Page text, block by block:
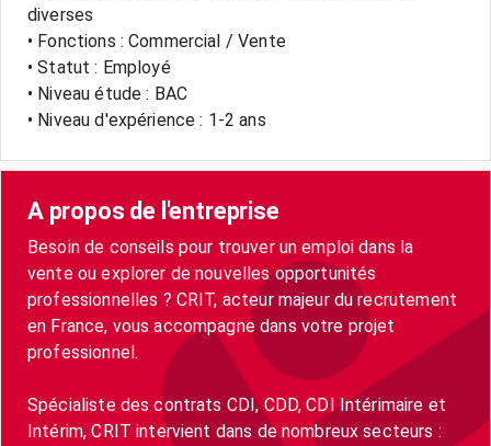
diverses
• Fonctions : Commercial / Vente
• Statut : Employé
• Niveau étude : BAC
• Niveau d'expérience : 1-2 ans
A propos de l'entreprise
Besoin de conseils pour trouver un emploi dans la
vente ou explorer de nouvelles opportunités
professionnelles ? CRIT, acteur majeur du recrutement
en France, vous accompagne dans votre projet
professionnel.
Spécialiste des contrats CDI, CDD, CDI Intérimaire et
Intérim, CRIT intervient dans de nombreux secteurs :